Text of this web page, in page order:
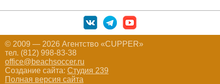
© 2009 — 2026 Агентство «CUPPER»
тел. (812) 998-83-38
office@beachsoccer.ru
Создание сайта: Студия 239
Полная версия сайта